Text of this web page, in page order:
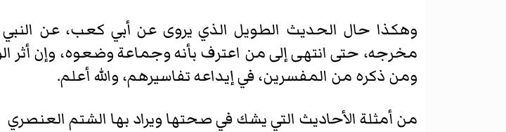
وهكذا حال الحديث الطويل الذي يروى عن أبي كعب، عن
مخرجه، حتى انتهى إلى من اعترف بأنه وجماعة وضعوه، وإن أثر
ومن ذكره من المفسرين، في إيداعه تفاسيرهم، والله أعلم.
من أمثلة الأحاديث التي يشك في صحتها ويراد بها الشتم العنصري